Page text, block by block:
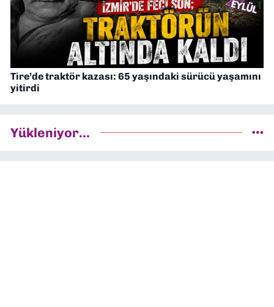
Tire’de traktör kazası: 65 yaşındaki sürücü yaşamını
yitirdi
Yükleniyor...